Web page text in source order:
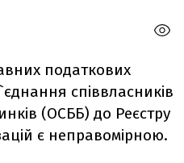
податкових
співвласників
(ОСББ) до Реєстру
є неправомірною.